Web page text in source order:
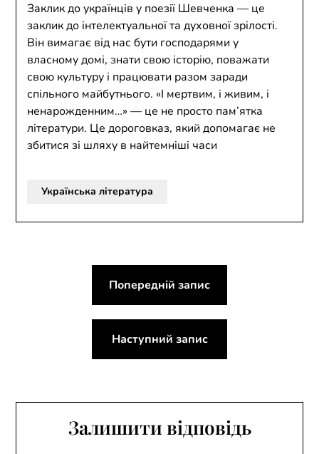
Заклик до українців у поезії Шевченка — це
заклик до інтелектуальної та духовної зрілості.
Він вимагає від нас бути господарями у
власному домі, знати свою історію, поважати
свою культуру і працювати разом заради
спільного майбутнього. «І мертвим, і живим, і
ненарожденним…» — це не просто пам’ятка
літератури. Це дороговказ, який допомагає не
збитися зі шляху в найтемніші часи
Українська література
Навігація
Попередній запис
Наступний запис
Залишити відповідь